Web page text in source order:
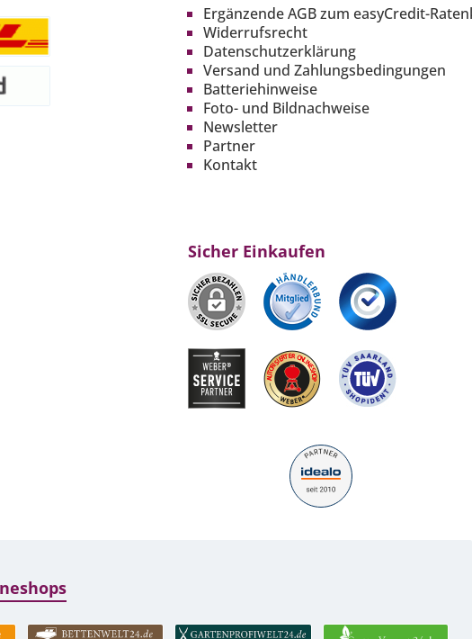
Ergänzende AGB zum easyCredit-
Widerrufsrecht
Datenschutzerklärung
Versand und Zahlungsbedingungen
Batteriehinweise
Foto- und Bildnachweise
Newsletter
Partner
Kontakt
Sicher Einkaufen